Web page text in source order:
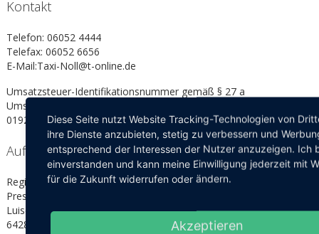
Kontakt
Telefon: 06052 4444
Telefax: 06052 6656
E-Mail:Taxi-Noll@t-online.de
Umsatzsteuer-Identifikationsnummer gemäß § 27 a
Umsatzsteuergesetz:
01924600217
Aufsichtsbehörde
Regierungspräsidium Darmstadt
Presse, Digitalisierung und Kommunikation
Luisenplatz 2
64283 Darmstadt
Diese Seite nutzt Website Tracking-Technologien von
ihre Dienste anzubieten, stetig zu verbessern und
entsprechend der Interessen der Nutzer anzuzeigen. Ich
einverstanden und kann meine Einwilligung jederzeit mit
für die Zukunft widerrufen oder ändern.
Akzeptieren